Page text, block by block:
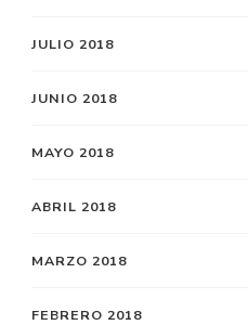
JULIO 2018
JUNIO 2018
MAYO 2018
ABRIL 2018
MARZO 2018
FEBRERO 2018